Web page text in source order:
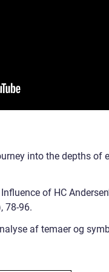
into the depths of
of HC
78-96.
af temaer og